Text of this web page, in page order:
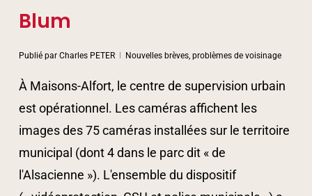
Blum
Publié par Charles PETER Nouvelles brèves, problèmes de voisinage
À Maisons-Alfort, le centre de supervision urbain
est opérationnel. Les caméras affichent les
images des 75 caméras installées sur le territoire
municipal (dont 4 dans le parc dit « de
l'Alsacienne »). L'ensemble du dispositif